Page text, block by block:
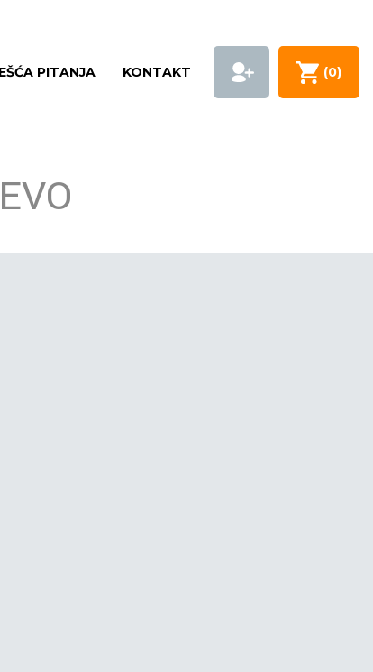
PITANJA KONTAKT (0)